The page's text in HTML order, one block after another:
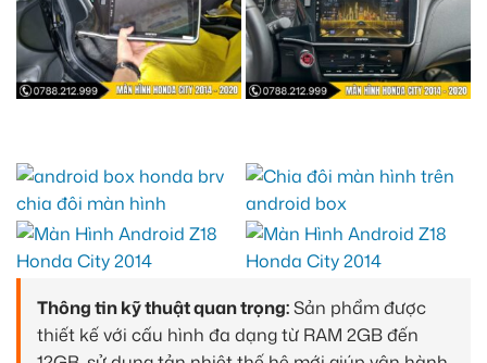
Thông tin kỹ thuật quan trọng:Sản phẩm được
thiết kế với cấu hình đa dạng từ RAM 2GB đến